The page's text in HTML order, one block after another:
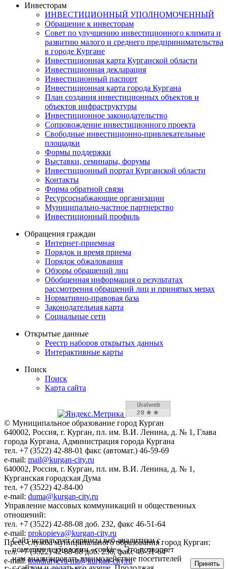
Инвесторам
ИНВЕСТИЦИОННЫЙ УПОЛНОМОЧЕННЫЙ
Обращение к инвесторам
Совет по улучшению инвестиционного климата и
развитию малого и среднего предпринимательства
в городе Кургане
Инвестиционная карта Курганской области
Инвестиционная декларация
Инвестиционный паспорт
Инвестиционная карта города Кургана
План создания инвестиционных объектов и
объектов инфраструктуры
Инвестиционное законодательство
Сопровождение инвестиционного проекта
Свободные инвестиционно-привлекательные
площадки
Формы поддержки
Выставки, семинары, форумы
Инвестиционный портал Курганской области
Контакты
Форма обратной связи
Ресурсоснабжающие организации
Муниципально-частное партнерство
Инвестиционный профиль
Обращения граждан
Интернет-приемная
Порядок и время приема
Порядок обжалования
Обзоры обращений лиц
Обобщенная информация о результатах
рассмотрения обращений лиц и принятых мерах
Нормативно-правовая база
Законодательная карта
Социальные сети
Открытые данные
Реестр наборов открытых данных
Интерактивные карты
Поиск
Поиск
Карта сайта
© Муниципальное образование город Курган
640002, Россия, г. Курган, пл. им. В.И. Ленина, д. № 1, Глава
города Кургана, Администрация города Кургана
тел. +7 (3522) 42-88-01 факс (автомат.) 46-59-69
e-mail: mail@kurgan-city.ru
640002, Россия, г. Курган, пл. им. В.И. Ленина, д. № 1,
Курганская городская Дума
тел. +7 (3522) 42-84-00
e-mail: duma@kurgan-city.ru
Управление массовых коммуникаций и общественных
отношений:
тел. +7 (3522) 42-88-08 доб. 232, факс 46-51-64
e-mail: prokopieva@kurgan-city.ru
Пресс-служба муниципального образования город Курган:
тел. +7 (3522) 42-88-08 доб. 236, факс 46-51-64
e-mail:kondratyeva-ma@kurgan-city.ru
Сайт использует сервисы веб-аналитики с
помощью технологии «cookie». Это позволяет
нам анализировать взаимодействие посетителей
Принять